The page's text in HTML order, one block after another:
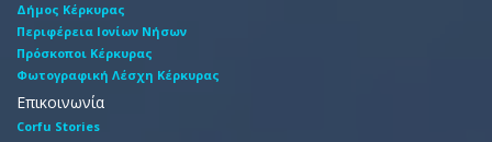
Δήμος Κέρκυρας
Περιφέρεια Ιονίων Νήσων
Πρόσκοποι Κέρκυρας
Φωτογραφική Λέσχη Κέρκυρας
Επικοινωνία
Corfu Stories